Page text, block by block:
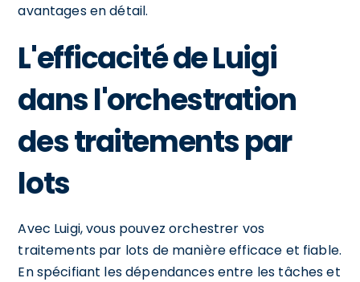
avantages en détail.
L'efficacité de Luigi
dans l'orchestration
des traitements par
lots
Avec Luigi, vous pouvez orchestrer vos
traitements par lots de manière efficace et fiable.
En spécifiant les dépendances entre les tâches et